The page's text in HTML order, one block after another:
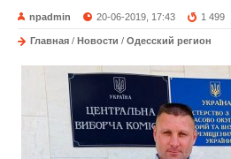
npadmin 20-06-2019, 17:43 1 499
Главная / Новости / Одесский регион